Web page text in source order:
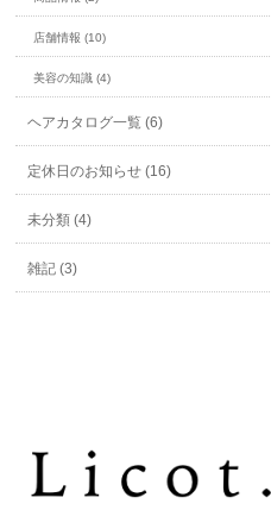
店舗情報 (10)
美容の知識 (4)
ヘアカタログ一覧 (6)
定休日のお知らせ (16)
未分類 (4)
雑記 (3)